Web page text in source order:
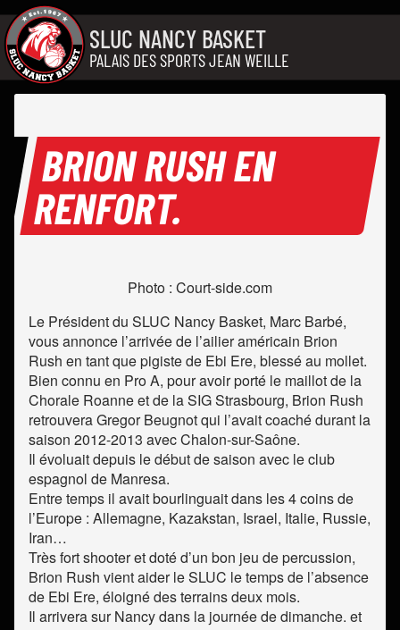
Aller au contenu
SLUC NANCY BASKET
PALAIS DES SPORTS JEAN WEILLE
BRION RUSH EN
RENFORT.
Photo : Court-side.com
Le Président du SLUC Nancy Basket, Marc Barbé,
vous annonce l’arrivée de l’ailier américain Brion
Rush en tant que pigiste de Ebi Ere, blessé au mollet.
Bien connu en Pro A, pour avoir porté le maillot de la
Chorale Roanne et de la SIG Strasbourg, Brion Rush
retrouvera Gregor Beugnot qui l’avait coaché durant la
saison 2012-2013 avec Chalon-sur-Saône.
Il évoluait depuis le début de saison avec le club
espagnol de Manresa.
Entre temps il avait bourlinguait dans les 4 coins de
l’Europe : Allemagne, Kazakstan, Israel, Italie, Russie,
Iran…
Très fort shooter et doté d’un bon jeu de percussion,
Brion Rush vient aider le SLUC le temps de l’absence
de Ebi Ere, éloigné des terrains deux mois.
Il arrivera sur Nancy dans la journée de dimanche. et